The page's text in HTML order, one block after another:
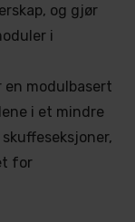
og gjør
i
modulbasert
i et mindre
for